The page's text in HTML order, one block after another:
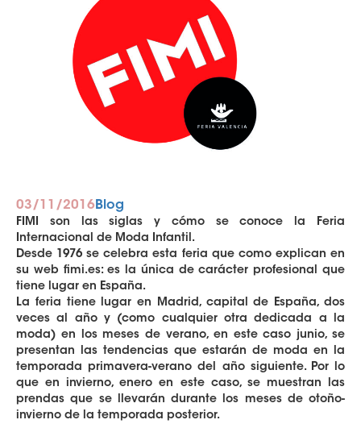
Publicado
el
03/11/2016Categorías
Blog
FIMI son las siglas y cómo se conoce la Feria
Internacional de Moda Infantil.
Desde 1976 se celebra esta feria que como explican en
su web fimi.es: es la única de carácter profesional que
tiene lugar en España.
La feria tiene lugar en Madrid, capital de España, dos
veces al año y (como cualquier otra dedicada a la
moda) en los meses de verano, en este caso junio, se
presentan las tendencias que estarán de moda en la
temporada primavera-verano del año siguiente. Por lo
que en invierno, enero en este caso, se muestran las
prendas que se llevarán durante los meses de otoño-
invierno de la temporada posterior.